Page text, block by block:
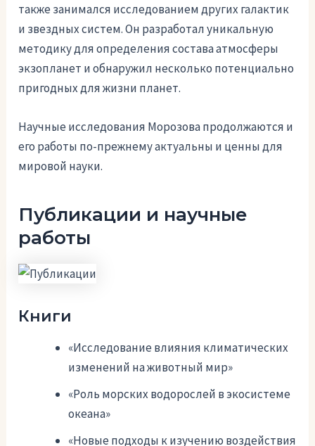
также занимался исследованием других галактик
и звездных систем. Он разработал уникальную
методику для определения состава атмосферы
экзопланет и обнаружил несколько потенциально
пригодных для жизни планет.
Научные исследования Морозова продолжаются и
его работы по-прежнему актуальны и ценны для
мировой науки.
Публикации и научные
работы
Книги
«Исследование влияния климатических
изменений на животный мир»
«Роль морских водорослей в экосистеме
океана»
«Новые подходы к изучению воздействия